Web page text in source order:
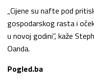
„Cijene su nafte pod
gospodarskog rasta i
u novoj godini”, kaže
Oanda.
Pogled.ba